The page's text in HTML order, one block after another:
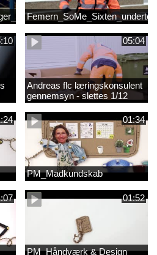
05:04
Andreas flc læringskonsulent
gennemsyn - slettes 1/12
01:34
PM_Madkundskab
01:52
PM_Håndværk & Design